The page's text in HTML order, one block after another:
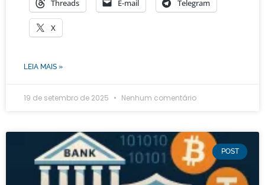
Threads E-mail Telegram
X
LEIA MAIS »
19 de setembro de 2025 Nenhum comentário
POST